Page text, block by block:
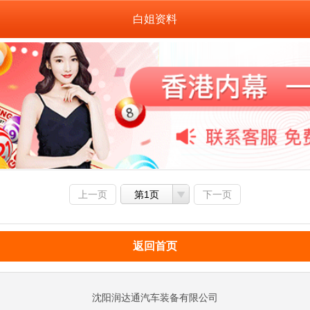
白姐资料
上一页 第1页 下一页
返回首页
沈阳润达通汽车装备有限公司